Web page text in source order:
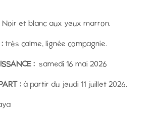
Noir et blanc aux yeux marron.
très calme, lignée compagnie.
:samedi 16 mai 2026
:à partir du jeudi 11 juillet 2026.